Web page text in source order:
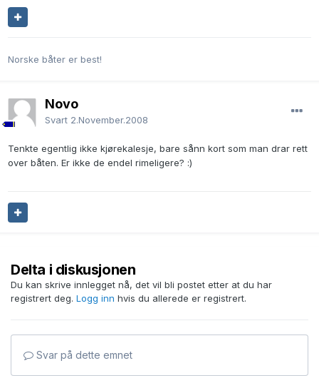
Norske båter er best!
Novo
Svart 2.November.2008
Tenkte egentlig ikke kjørekalesje, bare sånn kort som man drar rett
over båten. Er ikke de endel rimeligere? :)
Delta i diskusjonen
Du kan skrive innlegget nå, det vil bli postet etter at du har
registrert deg. Logg inn hvis du allerede er registrert.
Svar på dette emnet